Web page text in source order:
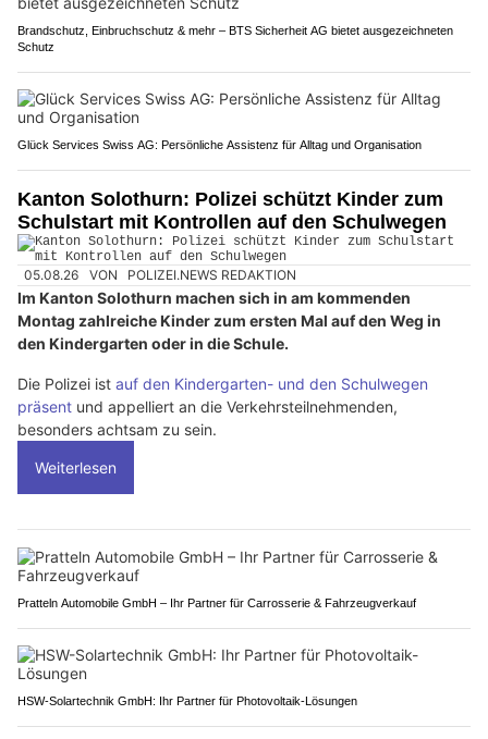
Brandschutz, Einbruchschutz & mehr – BTS Sicherheit AG bietet ausgezeichneten
Schutz
Glück Services Swiss AG: Persönliche Assistenz für Alltag und Organisation
Kanton Solothurn: Polizei schützt Kinder zum
Schulstart mit Kontrollen auf den Schulwegen
05.08.26 VON POLIZEI.NEWS REDAKTION
Im Kanton Solothurn machen sich in am kommenden
Montag zahlreiche Kinder zum ersten Mal auf den Weg in
den Kindergarten oder in die Schule.
Die Polizei ist auf den Kindergarten- und den Schulwegen
präsent und appelliert an die Verkehrsteilnehmenden,
besonders achtsam zu sein.
Weiterlesen
Pratteln Automobile GmbH – Ihr Partner für Carrosserie & Fahrzeugverkauf
HSW-Solartechnik GmbH: Ihr Partner für Photovoltaik-Lösungen